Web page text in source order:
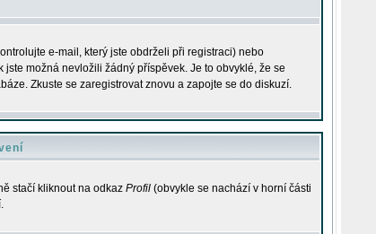
e-mail, který jste obdrželi při registraci) nebo
možná nevložili žádný příspěvek. Je to obvyklé, že se
Zkuste se zaregistrovat znovu a zapojte se do diskuzí.
stačí kliknout na odkaz Profil (obvykle se nachází v horní části